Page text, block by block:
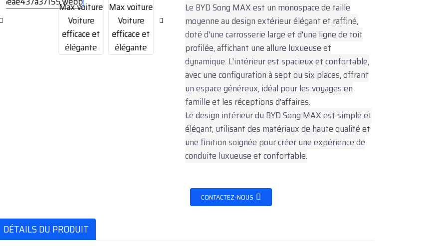
Le BYD Song MAX est un monospace de taille
moyenne au design extérieur élégant et raffiné,
doté d'une carrosserie large et d'une ligne de toit
profilée, affichant une allure luxueuse et
dynamique. L'intérieur est spacieux et confortable,
avec une configuration à sept ou six places, offrant
un espace généreux, idéal pour les voyages en
famille et les réceptions d'affaires.
Le design intérieur du BYD Song MAX est simple et
élégant, utilisant des matériaux de haute qualité et
une finition soignée pour créer une expérience de
conduite luxueuse et confortable.
CONTACTEZ-NOUS
DÉTAILS DU PRODUIT